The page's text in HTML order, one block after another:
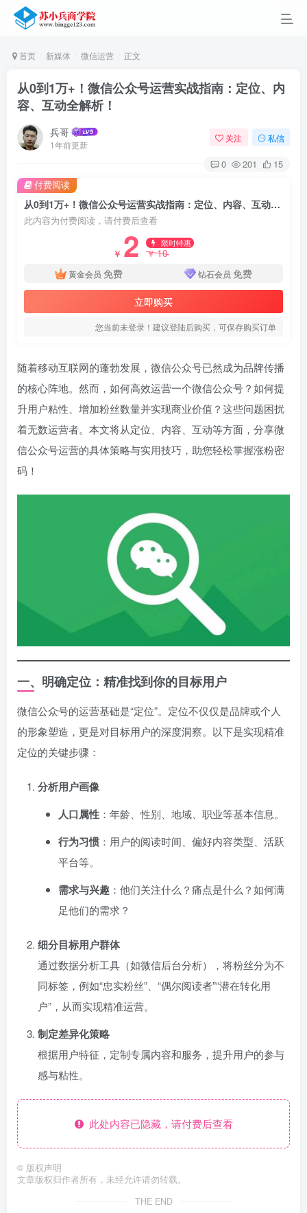
首页 新媒体 微信运营 正文
从0到1万+！微信公众号运营实战指南：定位、内
容、互动全解析！
兵哥
1年前更新
关注 私信
0 201 15
从0到1万+！微信公众号运营实战指南：定位、内容、互动全解析！
此内容为付费阅读，请付费后查看
￥ 2 限时特惠
￥10
黄金会员 免费 钻石会员 免费
立即购买
您当前未登录！建议登陆后购买，可保存购买订单
付费阅读
随着移动互联网的蓬勃发展，微信公众号已然成为品牌传播
的核心阵地。然而，如何高效运营一个微信公众号？如何提
升用户粘性、增加粉丝数量并实现商业价值？这些问题困扰
着无数运营者。本文将从定位、内容、互动等方面，分享微
信公众号运营的具体策略与实用技巧，助您轻松掌握涨粉密
码！
一、明确定位：精准找到你的目标用户
微信公众号的运营基础是“定位”。定位不仅仅是品牌或个人
的形象塑造，更是对目标用户的深度洞察。以下是实现精准
定位的关键步骤：
分析用户画像
人口属性 ：年龄、性别、地域、职业等基本信息。
行为习惯 ：用户的阅读时间、偏好内容类型、活跃
平台等。
需求与兴趣 ：他们关注什么？痛点是什么？如何满
足他们的需求？
细分目标用户群体
通过数据分析工具（如微信后台分析），将粉丝分为不
同标签，例如“忠实粉丝”、“偶尔阅读者”“潜在转化用
户”，从而实现精准运营。
制定差异化策略
根据用户特征，定制专属内容和服务，提升用户的参与
感与粘性。
此处内容已隐藏，请付费后查看
© 版权声明
文章版权归作者所有，未经允许请勿转载。
THE END